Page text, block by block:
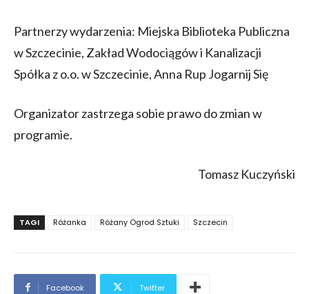
Partnerzy wydarzenia: Miejska Biblioteka Publiczna
w Szczecinie, Zakład Wodociągów i Kanalizacji
Spółka z o.o. w Szczecinie, Anna Rup Jogarnij Się
Organizator zastrzega sobie prawo do zmian w
programie.
Tomasz Kuczyński
TAGI Różanka Różany Ogrod Sztuki Szczecin
Facebook Twitter